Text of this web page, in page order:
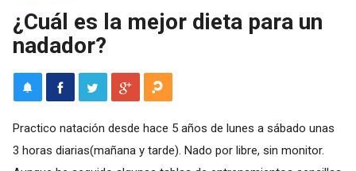
¿Cuál es la mejor dieta para un
nadador?
Practico natación desde hace 5 años de lunes a sábado unas
3 horas diarias(mañana y tarde). Nado por libre, sin monitor.